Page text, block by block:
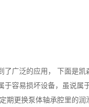
广泛的应用， 下面是凯
容易损坏设备，虽说属
更换泵体轴承腔里的润